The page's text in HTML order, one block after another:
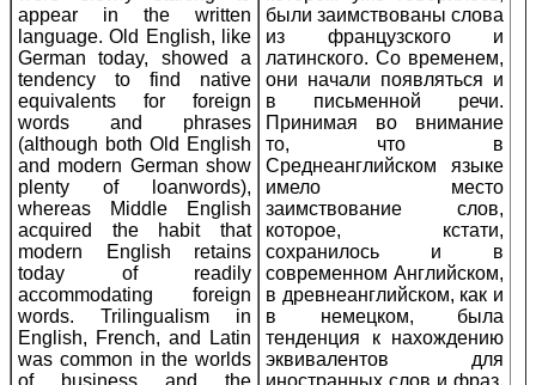
appear in the written
language. Old English, like
German today, showed a
tendency to find native
equivalents for foreign
words and phrases
(although both Old English
and modern German show
plenty of loanwords),
whereas Middle English
acquired the habit that
modern English retains
today of readily
accommodating foreign
words. Trilingualism in
English, French, and Latin
was common in the worlds
of business and the
были заимствованы слова
из французского и
латинского. Со временем,
они начали появляться и
в письменной речи.
Принимая во внимание
то, что в
Среднеанглийском языке
имело место
заимствование слов,
которое, кстати,
сохранилось и в
современном Английском,
в древнеанглийском, как и
в немецком, была
тенденция к нахождению
эквивалентов для
иностранных слов и фраз.